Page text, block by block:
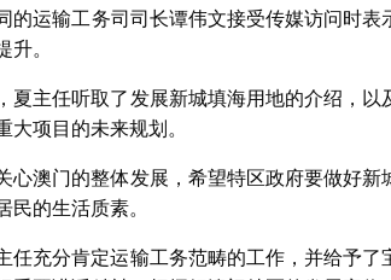
的运输工务司司长谭伟文接受传媒访问时表
升。
夏主任听取了发展新城填海用地的介绍，
大项目的未来规划。
心澳门的整体发展，希望特区政府要做好
民的生活质素。
任充分肯定运输工务范畴的工作，并给予